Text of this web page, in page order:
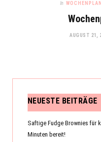
In WOCHENPLAN
AUGUST 21,
NEUESTE BEITRÄGE
Saftige Fudge Brownies für
Minuten bereit!